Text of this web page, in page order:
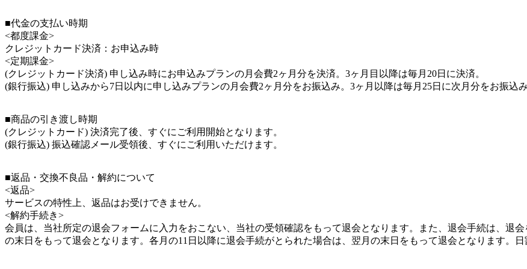
■代金の支払い時期
<都度課金>
クレジットカード決済：お申込み時
<定期課金>
(クレジットカード決済) 申し込み時にお申込みプランの月会費2ヶ月分を決済。3ヶ月目以降は毎月20日に決済。
(銀行振込) 申し込みから7日以内に申し込みプランの月会費2ヶ月分をお振込み。3ヶ月以降は毎月25日に次月分をお振込み
■商品の引き渡し時期
(クレジットカード) 決済完了後、すぐにご利用開始となります。
(銀行振込) 振込確認メール受領後、すぐにご利用いただけます。
■返品・交換不良品・解約について
<返品>
サービスの特性上、返品はお受けできません。
<解約手続き>
会員は、当社所定の退会フォームに入力をおこない、当社の受領確認をもって退会となります。また、退会手続は、退
の末日をもって退会となります。各月の11日以降に退会手続がとられた場合は、翌月の末日をもって退会となります。